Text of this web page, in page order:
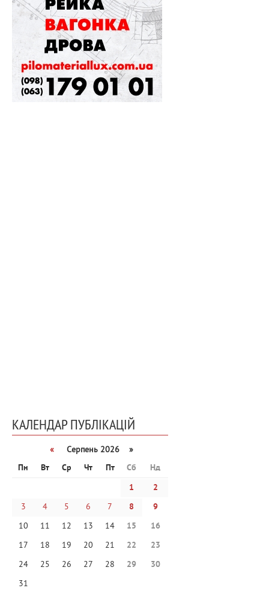
КАЛЕНДАР ПУБЛІКАЦІЙ
«
Серпень 2026 »
Пн
Вт Ср Чт Пт Сб
Нд
1
2
3
4 5 6 7 8
9
10
11 12 13 14 15
16
17
18 19 20 21 22
23
24
25 26 27 28 29
30
31